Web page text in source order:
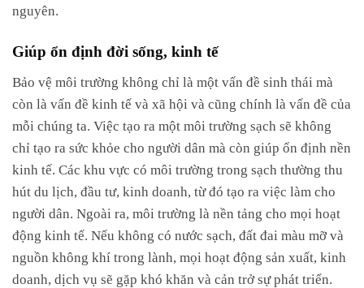
nguyên.
Giúp ổn định đời sống, kinh tế
Bảo vệ môi trường không chỉ là một vấn đề sinh thái mà
còn là vấn đề kinh tế và xã hội và cũng chính là vấn đề của
mỗi chúng ta. Việc tạo ra một môi trường sạch sẽ không
chỉ tạo ra sức khỏe cho người dân mà còn giúp ổn định nền
kinh tế. Các khu vực có môi trường trong sạch thường thu
hút du lịch, đầu tư, kinh doanh, từ đó tạo ra việc làm cho
người dân. Ngoài ra, môi trường là nền tảng cho mọi hoạt
động kinh tế. Nếu không có nước sạch, đất đai màu mỡ và
nguồn không khí trong lành, mọi hoạt động sản xuất, kinh
doanh, dịch vụ sẽ gặp khó khăn và cản trở sự phát triển.